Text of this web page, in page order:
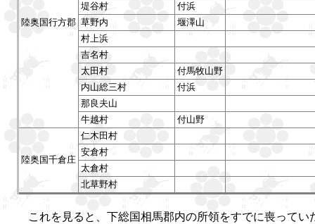
陸奥国行方郡
堤谷村
付浜
草野内
堰澤山
村上浜
吉名村
太田村
付馬牧山野
内山総三村
付浜
那良夫山
牛越村
付山野
陸奥国千倉庄
仁木田村
安倉村
太倉村
北草野村
これを見ると、下総国相馬郡内の所領をすでに喪って